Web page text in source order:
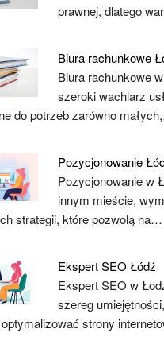
prawnej, dlatego
Biura rachunkowe
Biura rachunkowe
szeroki wachlarz
do potrzeb zarówno
Pozycjonowanie
Pozycjonowanie w
innym mieście,
strategii, które pozwolą na…
Ekspert SEO Łódź
Ekspert SEO w
szereg
strony